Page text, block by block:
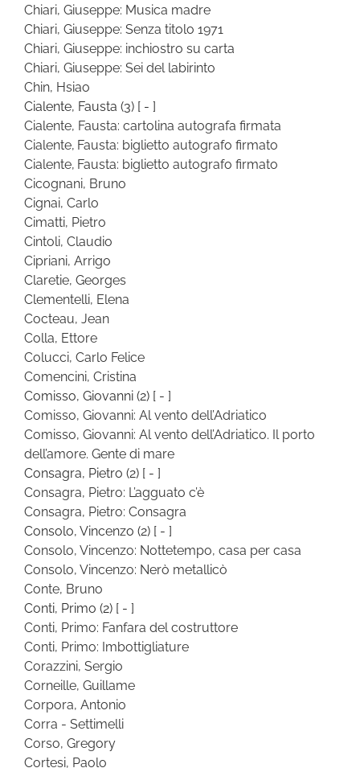
Chiari, Giuseppe: Musica madre
Chiari, Giuseppe: Senza titolo 1971
Chiari, Giuseppe: inchiostro su carta
Chiari, Giuseppe: Sei del labirinto
Chin, Hsiao
Cialente, Fausta (3) [ - ]
Cialente, Fausta: cartolina autografa firmata
Cialente, Fausta: biglietto autografo firmato
Cialente, Fausta: biglietto autografo firmato
Cicognani, Bruno
Cignai, Carlo
Cimatti, Pietro
Cintoli, Claudio
Cipriani, Arrigo
Claretie, Georges
Clementelli, Elena
Cocteau, Jean
Colla, Ettore
Colucci, Carlo Felice
Comencini, Cristina
Comisso, Giovanni (2) [ - ]
Comisso, Giovanni: Al vento dell’Adriatico
Comisso, Giovanni: Al vento dell’Adriatico. Il porto
dell’amore. Gente di mare
Consagra, Pietro (2) [ - ]
Consagra, Pietro: L’agguato c’è
Consagra, Pietro: Consagra
Consolo, Vincenzo (2) [ - ]
Consolo, Vincenzo: Nottetempo, casa per casa
Consolo, Vincenzo: Nerò metallicò
Conte, Bruno
Conti, Primo (2) [ - ]
Conti, Primo: Fanfara del costruttore
Conti, Primo: Imbottigliature
Corazzini, Sergio
Corneille, Guillame
Corpora, Antonio
Corra - Settimelli
Corso, Gregory
Cortesi, Paolo